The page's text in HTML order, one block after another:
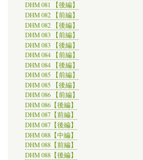
DHM 081 【後編】
DHM 082 【前編】
DHM 082 【後編】
DHM 083 【前編】
DHM 083 【後編】
DHM 084 【前編】
DHM 084 【後編】
DHM 085 【前編】
DHM 085 【後編】
DHM 086 【前編】
DHM 086【後編】
DHM 087【前編】
DHM 087【後編】
DHM 088【中編】
DHM 088【前編】
DHM 088【後編】